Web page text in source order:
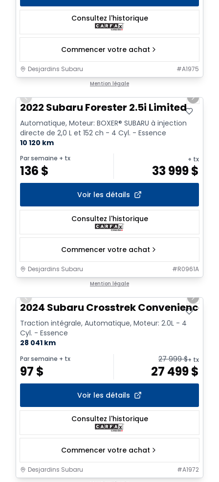
Consultez l'historique
Commencer votre achat
Desjardins Subaru #A1975
Mention légale
Previous slide
Next
2022 Subaru Forester 2.5i Limited
Automatique, Moteur: BOXER® SUBARU à injection
directe de 2,0 L et 152 ch - 4 Cyl. - Essence
10 120 km
Par semaine + tx
136 $
+ tx
33 999$
Voir les détails
Consultez l'historique
Commencer votre achat
Desjardins Subaru #R0961A
Mention légale
Previous slide
Next
2024 Subaru Crosstrek Convenience
Traction intégrale, Automatique, Moteur: 2.0L - 4
Cyl. - Essence
28 041 km
Par semaine + tx
97 $
27 999$+ tx
27 499$
Voir les détails
Consultez l'historique
Commencer votre achat
Desjardins Subaru #A1972